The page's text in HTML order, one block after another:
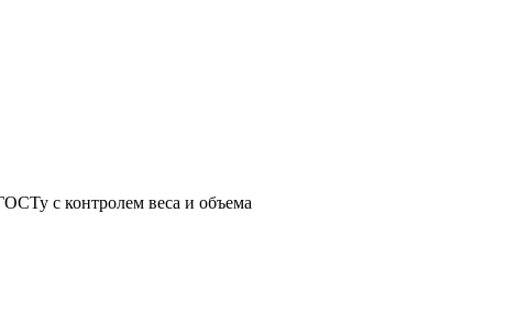
с контролем веса и объема